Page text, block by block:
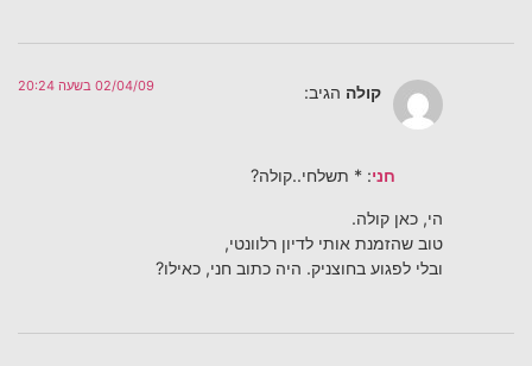
קולה הגיב: 02/04/09 בשעה 20:24
חני: * תשלחי..קולה?
הי, כאן קולה.
טוב שהזמנת אותי לדיון רלוונטי,
ובלי לפגוע בחוצניק. היה כתוב חני, כאילו?